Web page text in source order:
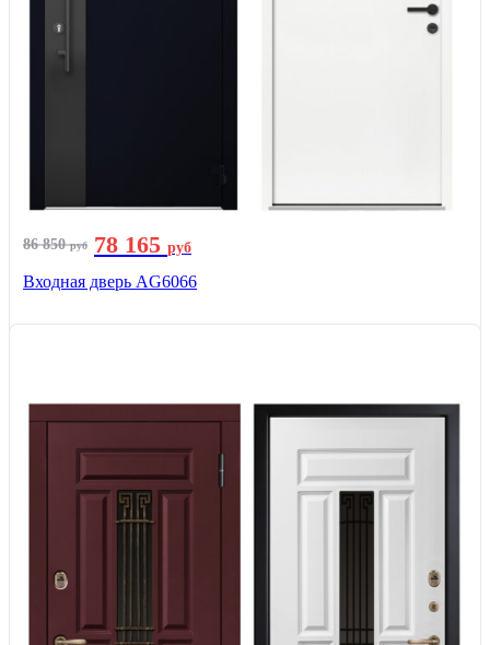
86 850руб 78 165 руб
Входная дверь AG6066